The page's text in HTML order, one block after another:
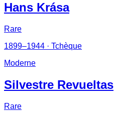
Hans Krása
Rare
1899–1944 · Tchèque
Moderne
Silvestre Revueltas
Rare